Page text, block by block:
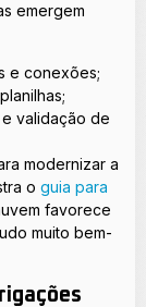
emergem
e conexões;
validação de
modernizar a
o guia para
favorece
muito bem-